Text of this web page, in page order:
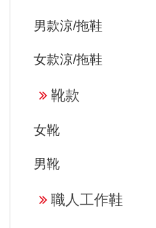
男款涼/拖鞋
女款涼/拖鞋
靴款
女靴
男靴
職人工作鞋